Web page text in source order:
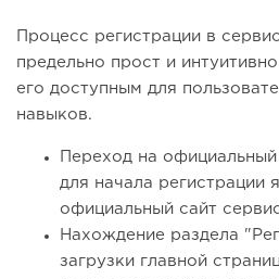
Процесс регистрации в
предельно прост и
его доступным для
навыков.
Переход на
для начала регистрации
официальный сайт
Нахождение раздела
загрузки главной